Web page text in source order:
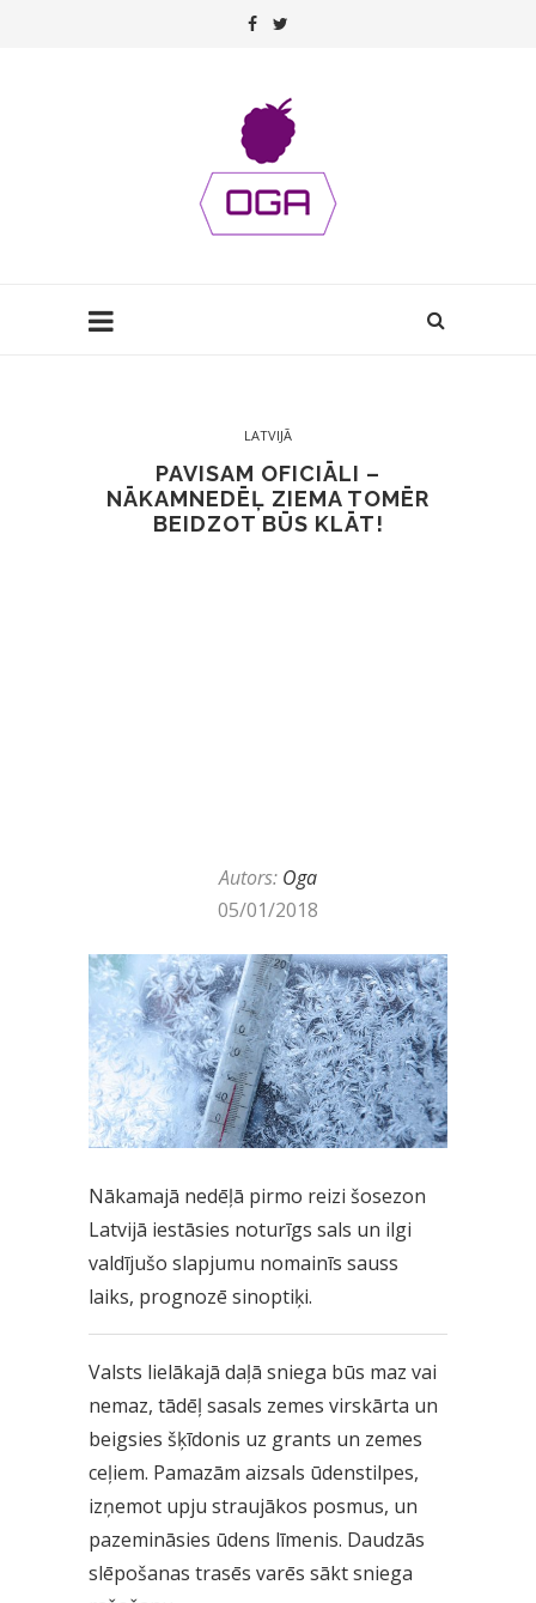
LATVIJĀ
PAVISAM OFICIĀLI –
NĀKAMNEDĒĻ ZIEMA TOMĒR
BEIDZOT BŪS KLĀT!
Autors: Oga
05/01/2018
Nākamajā nedēļā pirmo reizi šosezon
Latvijā iestāsies noturīgs sals un ilgi
valdījušo slapjumu nomainīs sauss
laiks, prognozē sinoptiķi.
Valsts lielākajā daļā sniega būs maz vai
nemaz, tādēļ sasals zemes virskārta un
beigsies šķīdonis uz grants un zemes
ceļiem. Pamazām aizsals ūdenstilpes,
izņemot upju straujākos posmus, un
pazemināsies ūdens līmenis. Daudzās
slēpošanas trasēs varēs sākt sniega